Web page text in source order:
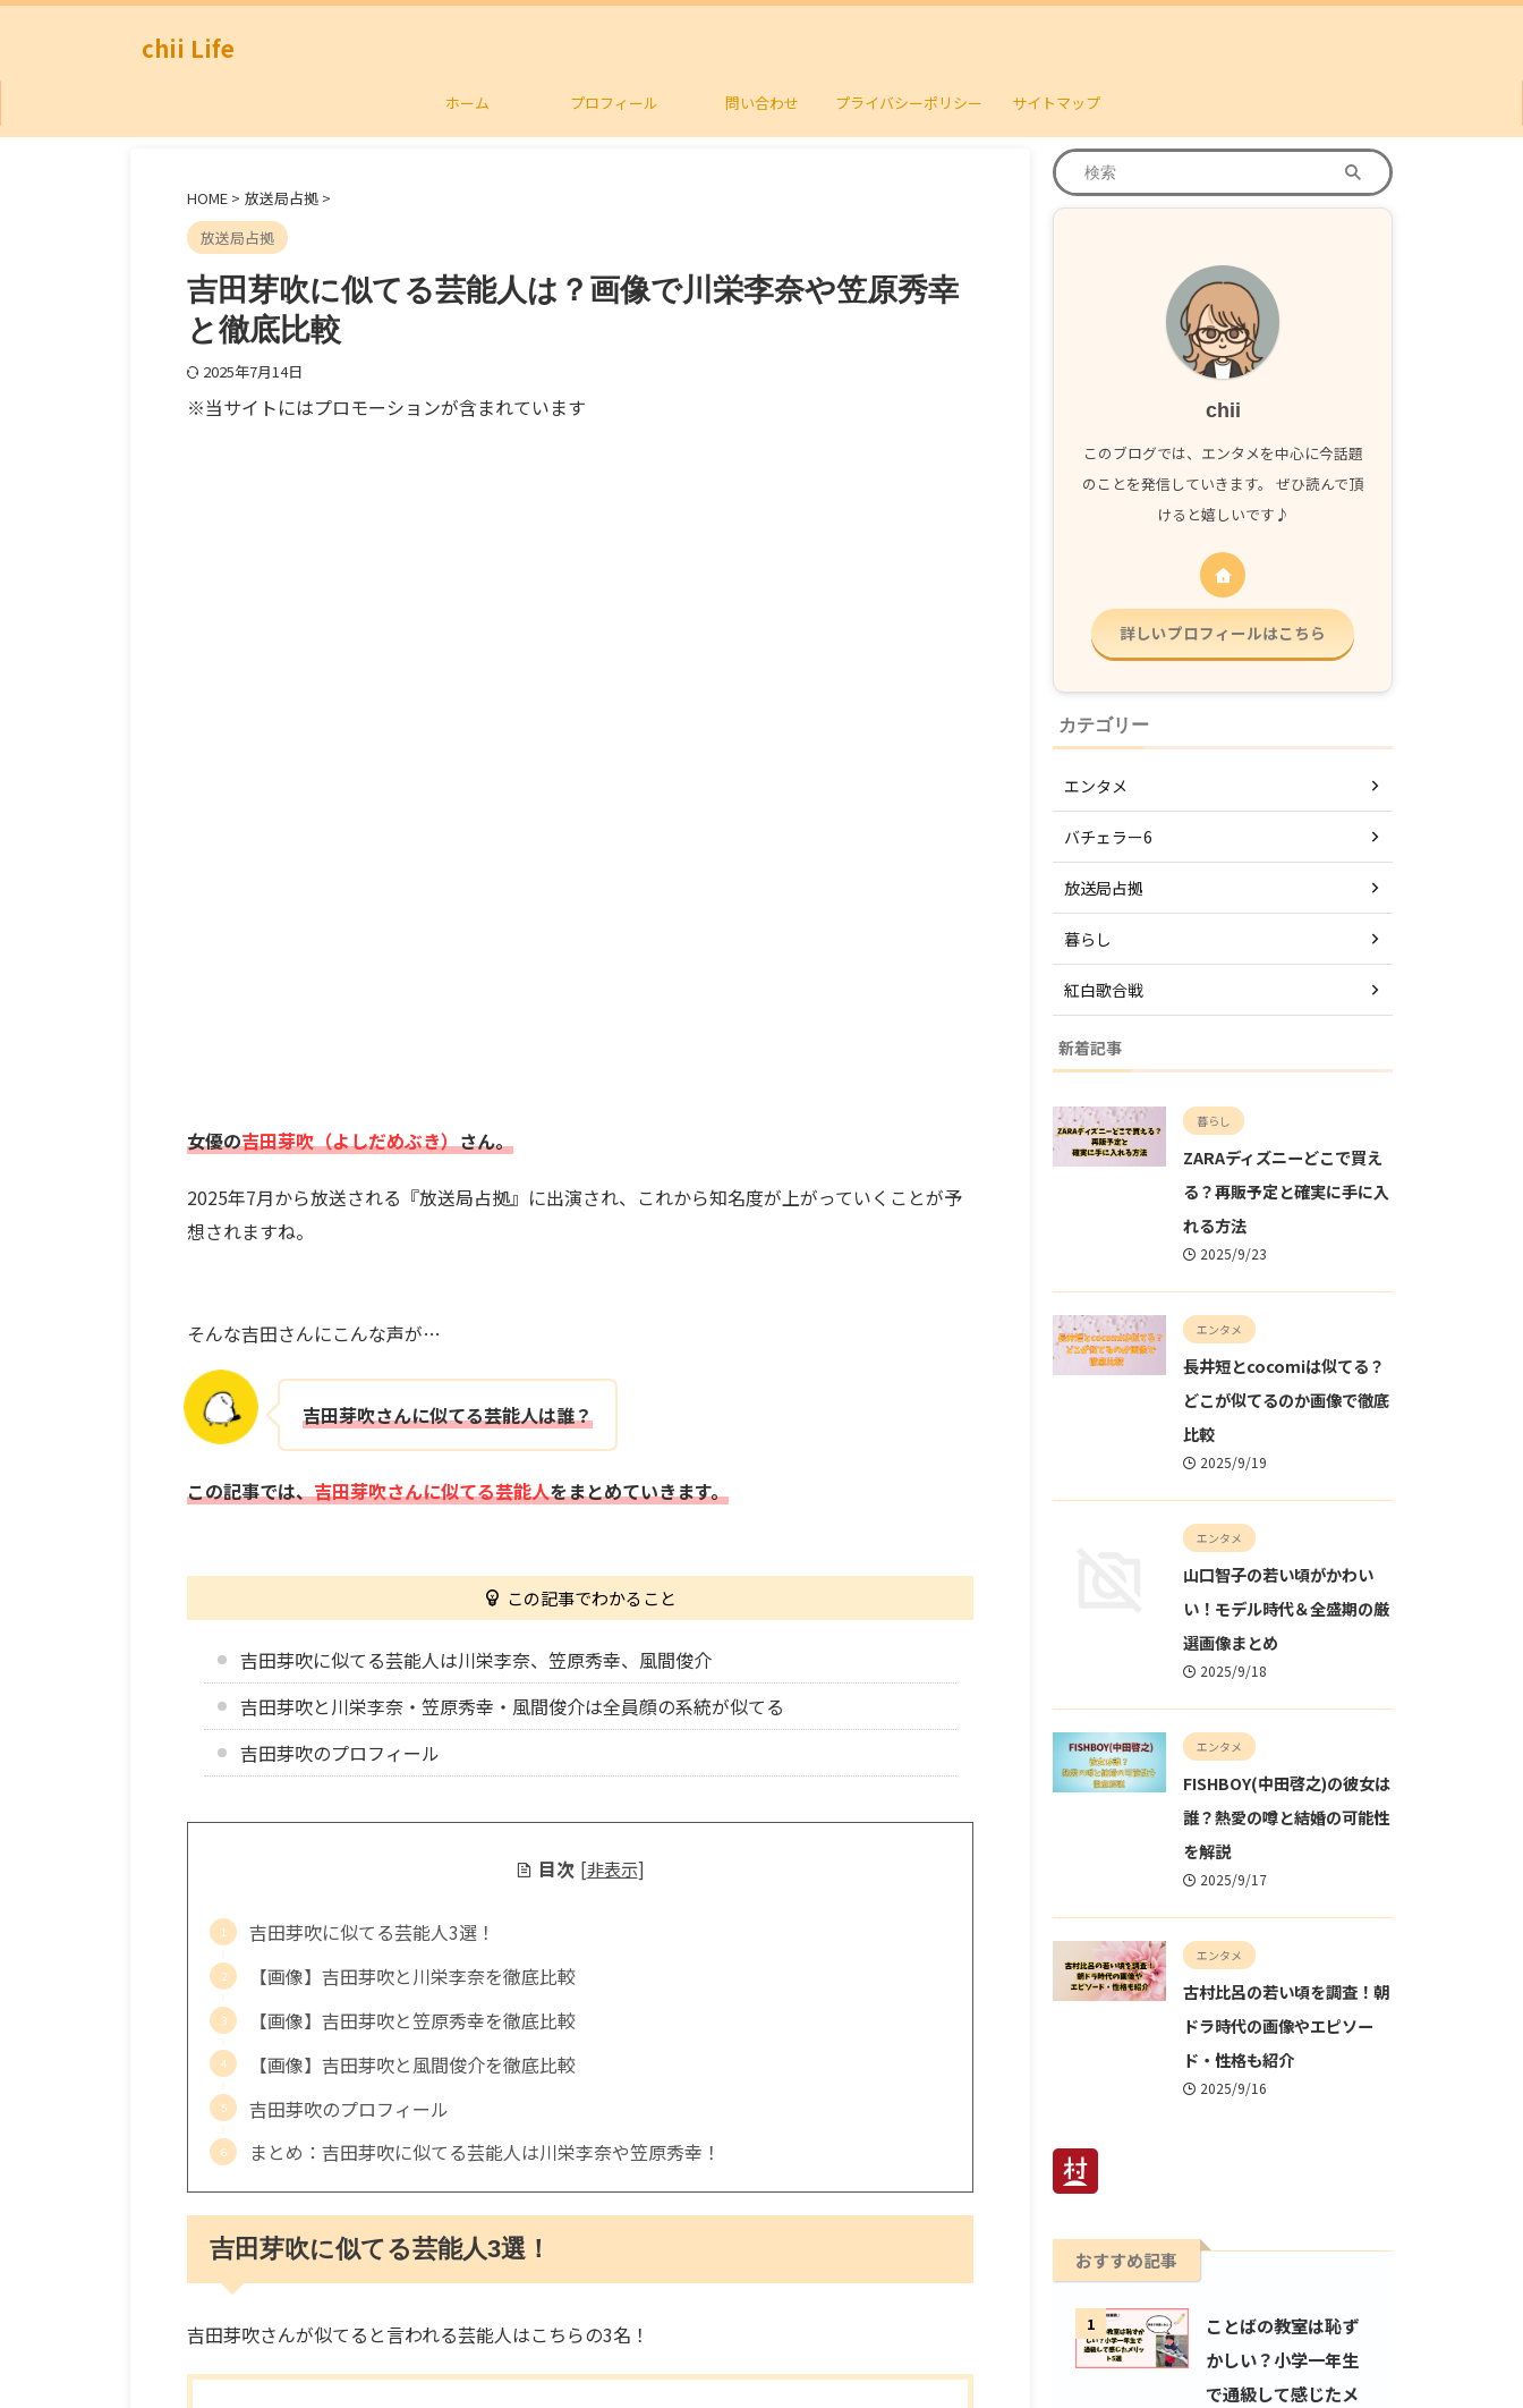
chii Life
ホーム プロフィール 問い合わせ プライバシーポリシー サイトマップ
HOME > 放送局占拠 >
放送局占拠
吉田芽吹に似てる芸能人は？画像で川栄李奈や笠原秀幸
と徹底比較
2025年7月14日
※当サイトにはプロモーションが含まれています
女優の吉田芽吹（よしだめぶき）さん。
2025年7月から放送される『放送局占拠』に出演され、これから知名度が上がっていくことが予
想されますね。
そんな吉田さんにこんな声が…
吉田芽吹さんに似てる芸能人は誰？
この記事では、吉田芽吹さんに似てる芸能人をまとめていきます。
この記事でわかること
吉田芽吹に似てる芸能人は川栄李奈、笠原秀幸、風間俊介
吉田芽吹と川栄李奈・笠原秀幸・風間俊介は全員顔の系統が似てる
吉田芽吹のプロフィール
目次 [非表示]
吉田芽吹に似てる芸能人3選！
【画像】吉田芽吹と川栄李奈を徹底比較
【画像】吉田芽吹と笠原秀幸を徹底比較
【画像】吉田芽吹と風間俊介を徹底比較
吉田芽吹のプロフィール
まとめ：吉田芽吹に似てる芸能人は川栄李奈や笠原秀幸！
吉田芽吹に似てる芸能人3選！
吉田芽吹さんが似てると言われる芸能人はこちらの3名！
chii
このブログでは、エンタメを中心に今話題
のことを発信していきます。 ぜひ読んで頂
けると嬉しいです♪
詳しいプロフィールはこちら
カテゴリー
エンタメ
バチェラー6
放送局占拠
暮らし
紅白歌合戦
新着記事
暮らし
ZARAディズニーどこで買え
る？再販予定と確実に手に入
れる方法
2025/9/23
エンタメ
長井短とcocomiは似てる？
どこが似てるのか画像で徹底
比較
2025/9/19
エンタメ
山口智子の若い頃がかわい
い！モデル時代＆全盛期の厳
選画像まとめ
2025/9/18
エンタメ
FISHBOY(中田啓之)の彼女は
誰？熱愛の噂と結婚の可能性
を解説
2025/9/17
エンタメ
古村比呂の若い頃を調査！朝
ドラ時代の画像やエピソー
ド・性格も紹介
2025/9/16
おすすめ記事
1
ことばの教室は恥ず
かしい？小学一年生
で通級して感じたメ